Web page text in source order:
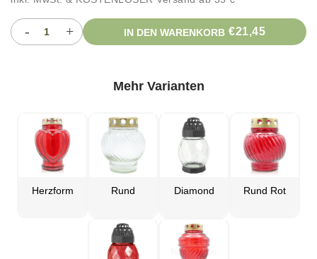
- + IN DEN WARENKORB €21,45
Mehr Varianten
Herzform Rund Diamond Rund Rot